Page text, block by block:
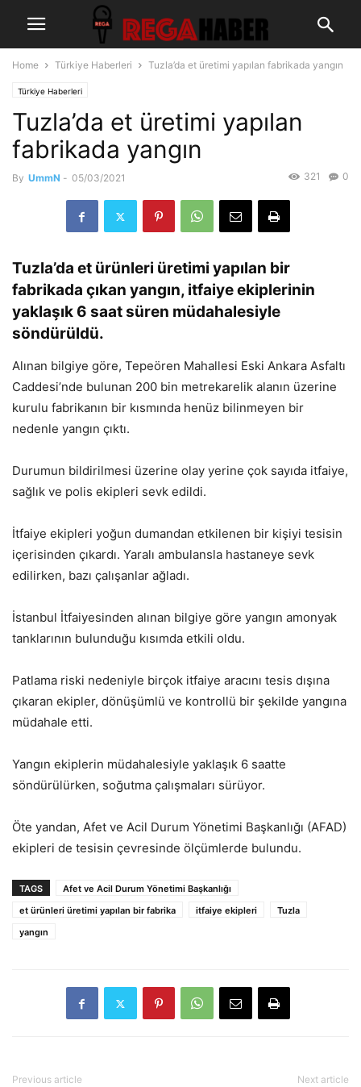
Home Türkiye Haberleri Tuzla’da et üretimi yapılan fabrikada yangın
Türkiye Haberleri
Tuzla’da et üretimi yapılan
fabrikada yangın
By UmmN - 05/03/2021 0
321
Tuzla’da et ürünleri üretimi yapılan bir
fabrikada çıkan yangın, itfaiye ekiplerinin
yaklaşık 6 saat süren müdahalesiyle
söndürüldü.
Alınan bilgiye göre, Tepeören Mahallesi Eski Ankara Asfaltı
Caddesi’nde bulunan 200 bin metrekarelik alanın üzerine
kurulu fabrikanın bir kısmında henüz bilinmeyen bir
nedenle yangın çıktı.
Durumun bildirilmesi üzerine olay yerine çok sayıda itfaiye,
sağlık ve polis ekipleri sevk edildi.
İtfaiye ekipleri yoğun dumandan etkilenen bir kişiyi tesisin
içerisinden çıkardı. Yaralı ambulansla hastaneye sevk
edilirken, bazı çalışanlar ağladı.
İstanbul İtfaiyesinden alınan bilgiye göre yangın amonyak
tanklarının bulunduğu kısımda etkili oldu.
Patlama riski nedeniyle birçok itfaiye aracını tesis dışına
çıkaran ekipler, dönüşümlü ve kontrollü bir şekilde yangına
müdahale etti.
Yangın ekiplerin müdahalesiyle yaklaşık 6 saatte
söndürülürken, soğutma çalışmaları sürüyor.
Öte yandan, Afet ve Acil Durum Yönetimi Başkanlığı (AFAD)
ekipleri de tesisin çevresinde ölçümlerde bulundu.
TAGS
Afet ve Acil Durum Yönetimi Başkanlığı
et ürünleri üretimi yapılan bir fabrika
itfaiye ekipleri
Tuzla
yangın
Previous article Next article